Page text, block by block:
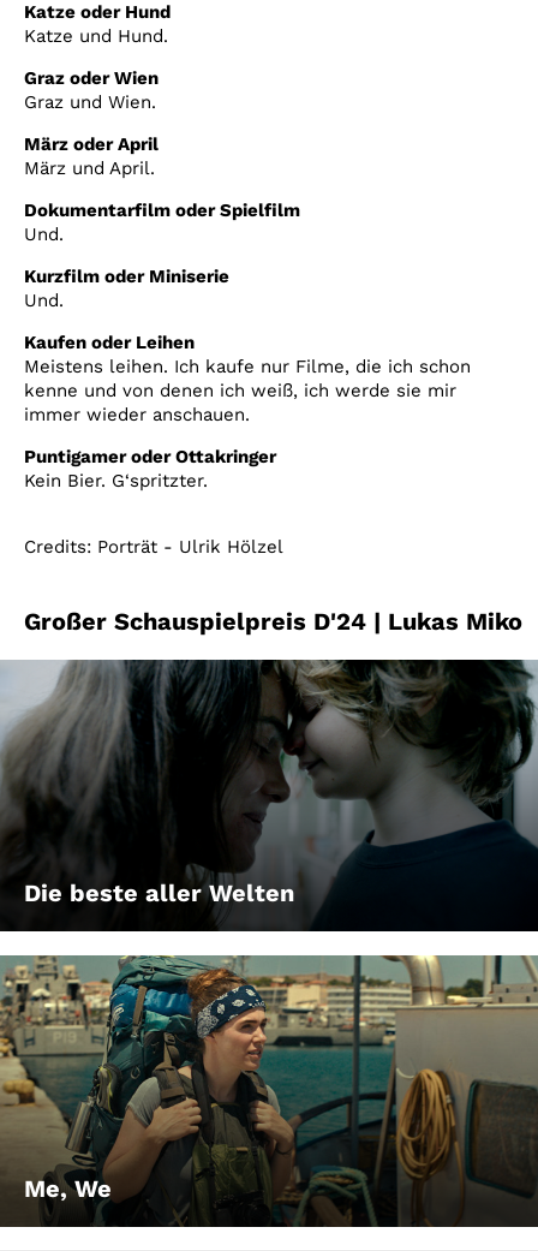
Katze oder Hund
Katze und Hund.
Graz oder Wien
Graz und Wien.
März oder April
März und April.
Dokumentarfilm oder Spielfilm
Und.
Kurzfilm oder Miniserie
Und.
Kaufen oder Leihen
Meistens leihen. Ich kaufe nur Filme, die ich schon
kenne und von denen ich weiß, ich werde sie mir
immer wieder anschauen.
Puntigamer oder Ottakringer
Kein Bier. G‘spritzter.
Credits: Porträt - Ulrik Hölzel
Großer Schauspielpreis D'24 | Lukas Miko
Die beste aller Welten
Me, We